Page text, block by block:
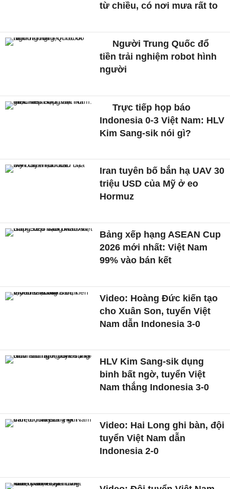
từ chiều, có nơi mưa rất to
Người Trung Quốc đổ
tiền trải nghiệm robot hình
người
Trực tiếp họp báo
Indonesia 0-3 Việt Nam: HLV
Kim Sang-sik nói gì?
Iran tuyên bố bắn hạ UAV 30
triệu USD của Mỹ ở eo
Hormuz
Bảng xếp hạng ASEAN Cup
2026 mới nhất: Việt Nam
99% vào bán kết
Video: Hoàng Đức kiến tạo
cho Xuân Son, tuyển Việt
Nam dẫn Indonesia 3-0
HLV Kim Sang-sik dụng
binh bất ngờ, tuyển Việt
Nam thắng Indonesia 3-0
Video: Hai Long ghi bàn, đội
tuyển Việt Nam dẫn
Indonesia 2-0